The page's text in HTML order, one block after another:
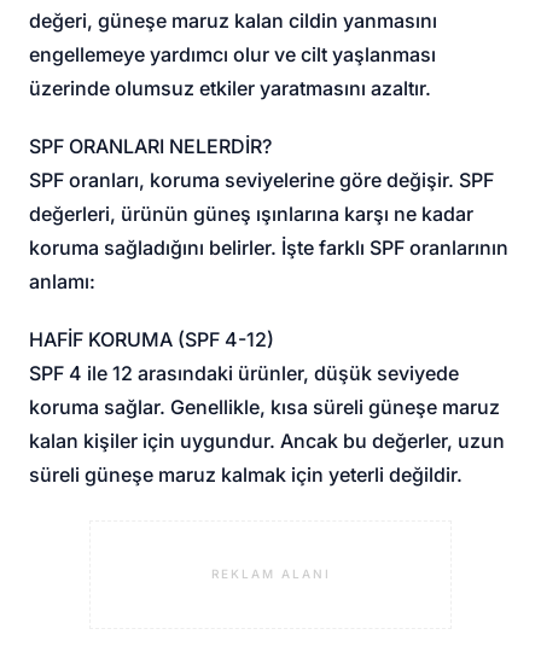
değeri, güneşe maruz kalan cildin yanmasını
engellemeye yardımcı olur ve cilt yaşlanması
üzerinde olumsuz etkiler yaratmasını azaltır.
SPF ORANLARI NELERDİR?
SPF oranları, koruma seviyelerine göre değişir. SPF
değerleri, ürünün güneş ışınlarına karşı ne kadar
koruma sağladığını belirler. İşte farklı SPF oranlarının
anlamı:
HAFİF KORUMA (SPF 4-12)
SPF 4 ile 12 arasındaki ürünler, düşük seviyede
koruma sağlar. Genellikle, kısa süreli güneşe maruz
kalan kişiler için uygundur. Ancak bu değerler, uzun
süreli güneşe maruz kalmak için yeterli değildir.
REKLAM ALANI